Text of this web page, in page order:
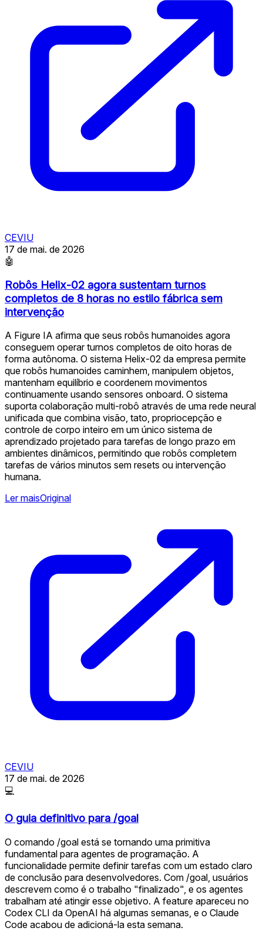
CEVIU
17 de mai. de 2026
🤖
Robôs Helix-02 agora sustentam turnos
completos de 8 horas no estilo fábrica sem
intervenção
A Figure IA afirma que seus robôs humanoides agora
conseguem operar turnos completos de oito horas de
forma autônoma. O sistema Helix-02 da empresa permite
que robôs humanoides caminhem, manipulem objetos,
mantenham equilíbrio e coordenem movimentos
continuamente usando sensores onboard. O sistema
suporta colaboração multi-robô através de uma rede neural
unificada que combina visão, tato, propriocepção e
controle de corpo inteiro em um único sistema de
aprendizado projetado para tarefas de longo prazo em
ambientes dinâmicos, permitindo que robôs completem
tarefas de vários minutos sem resets ou intervenção
humana.
Ler maisOriginal
CEVIU
17 de mai. de 2026
💻
O guia definitivo para /goal
O comando /goal está se tornando uma primitiva
fundamental para agentes de programação. A
funcionalidade permite definir tarefas com um estado claro
de conclusão para desenvolvedores. Com /goal, usuários
descrevem como é o trabalho "finalizado", e os agentes
trabalham até atingir esse objetivo. A feature apareceu no
Codex CLI da OpenAI há algumas semanas, e o Claude
Code acabou de adicioná-la esta semana.